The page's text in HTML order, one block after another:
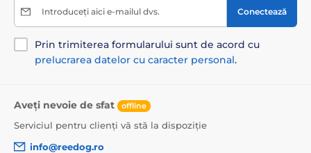
Introduceți aici e-mailul dvs. Conectează
Prin trimiterea formularului sunt de acord cu
prelucrarea datelor cu caracter personal.
Aveți nevoie de sfat offline
Serviciul pentru clienți vă stă la dispoziție
info@reedog.ro